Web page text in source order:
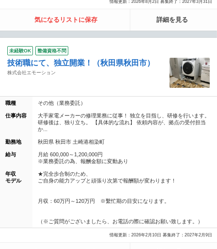
情報更新：2026年8月2日 募集終了：2027年3月31日
気になるリストに保存 詳細を見る
未経験OK 整備資格不問
技術職にて、独立開業！（秋田県秋田市）
株式会社エモーション
職種 その他（業務委託）
仕事内容
大手家電メーカーの修理業務に従事！ 独立を目指し、研修を行います。
研修後は、独り立ち。 【具体的な流れ】 依頼内容が、拠点の受付担当
か...
勤務地 秋田県 秋田市 土崎港相染町
給与
月給 600,000～1,200,000円
※業務委託の為、報酬金額に変動あり
年収
モデル
★完全歩合制のため、
ご自身の能力アップと頑張り次第で報酬額が変わります！
月収：60万円～120万円 ※繫忙期の目安になります。
（※ご質問がございましたら、お電話の際に確認お願い致します。）
情報更新：2026年2月10日 募集終了：2027年2月9日